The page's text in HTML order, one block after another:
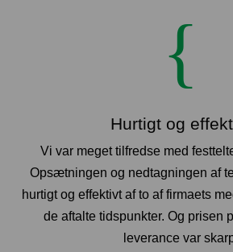
{
Hurtigt og
Vi var meget tilfredse med
Opsætningen og nedtagningen af
hurtigt og effektivt af to af firmaets
de aftalte tidspunkter. Og prisen
leverance var